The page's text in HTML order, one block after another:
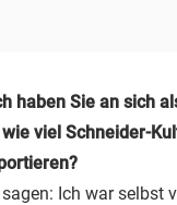
haben Sie an sich
viel Schneider-
Ich war selbst